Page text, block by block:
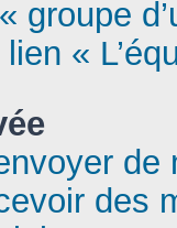
groupe
«
de
des